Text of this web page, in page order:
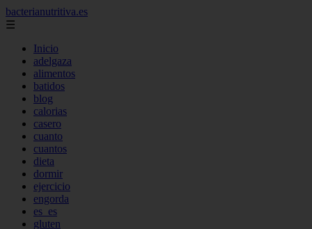
bacterianutritiva.es
☰
Inicio
adelgaza
alimentos
batidos
blog
calorias
casero
cuanto
cuantos
dieta
dormir
ejercicio
engorda
es_es
gluten